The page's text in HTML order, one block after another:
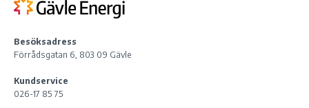
Besöksadress
Förrådsgatan 6, 803 09 Gävle
Kundservice
026-17 85 75